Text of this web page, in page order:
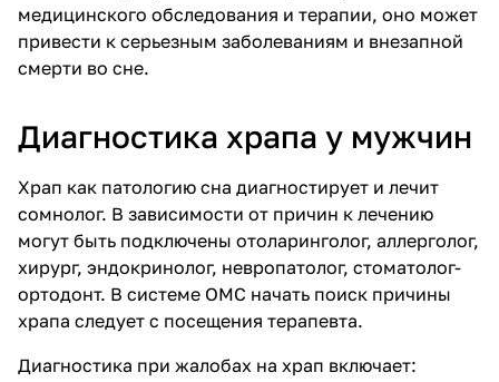
медицинского обследования и терапии, оно может
привести к серьезным заболеваниям и внезапной
смерти во сне.
Диагностика храпа у мужчин
Храп как патологию сна диагностирует и лечит
сомнолог. В зависимости от причин к лечению
могут быть подключены отоларинголог, аллерголог,
хирург, эндокринолог, невропатолог, стоматолог-
ортодонт. В системе ОМС начать поиск причины
храпа следует с посещения терапевта.
Диагностика при жалобах на храп включает: